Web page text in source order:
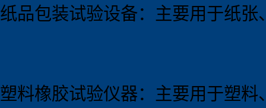
纸品包装试验设备：主要用于纸
塑料橡胶试验仪器：主要用于塑